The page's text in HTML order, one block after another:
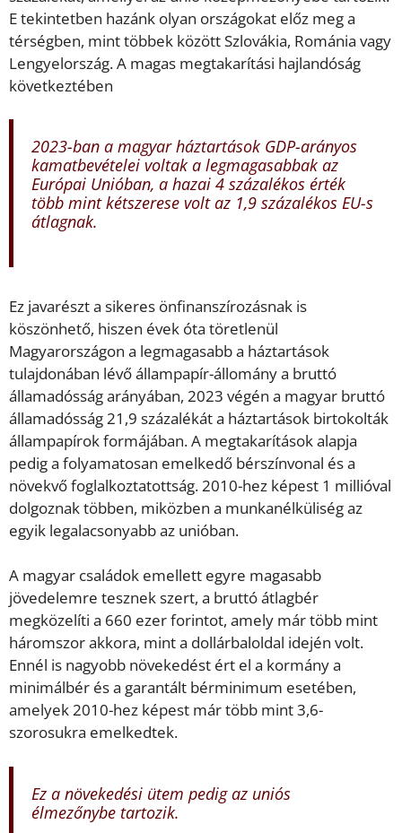
E tekintetben hazánk olyan országokat előz meg a
térségben, mint többek között Szlovákia, Románia vagy
Lengyelország. A magas megtakarítási hajlandóság
következtében
2023-ban a magyar háztartások GDP-arányos
kamatbevételei voltak a legmagasabbak az
Európai Unióban, a hazai 4 százalékos érték
több mint kétszerese volt az 1,9 százalékos EU-s
átlagnak.
Ez javarészt a sikeres önfinanszírozásnak is
köszönhető, hiszen évek óta töretlenül
Magyarországon a legmagasabb a háztartások
tulajdonában lévő állampapír-állomány a bruttó
államadósság arányában, 2023 végén a magyar bruttó
államadósság 21,9 százalékát a háztartások birtokolták
állampapírok formájában. A megtakarítások alapja
pedig a folyamatosan emelkedő bérszínvonal és a
növekvő foglalkoztatottság. 2010-hez képest 1 millióval
dolgoznak többen, miközben a munkanélküliség az
egyik legalacsonyabb az unióban.
A magyar családok emellett egyre magasabb
jövedelemre tesznek szert, a bruttó átlagbér
megközelíti a 660 ezer forintot, amely már több mint
háromszor akkora, mint a dollárbaloldal idején volt.
Ennél is nagyobb növekedést ért el a kormány a
minimálbér és a garantált bérminimum esetében,
amelyek 2010-hez képest már több mint 3,6-
szorosukra emelkedtek.
Ez a növekedési ütem pedig az uniós
élmezőnybe tartozik.